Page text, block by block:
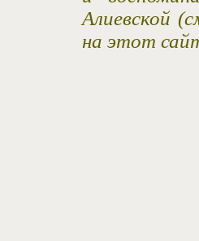
Алиевской
на этот